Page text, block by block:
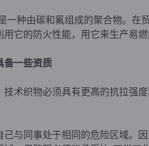
一种由碳和氟组成的聚合物。
它的防火性能，用它来生产易燃
备一些资质
技术织物必须具有更高的抗拉强
己与同事处于相同的危险区域。